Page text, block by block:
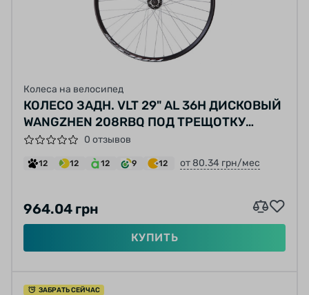
Колеса на велосипед
КОЛЕСО ЗАДН. VLT 29" AL 36H ДИСКОВЫЙ
WANGZHEN 208RBQ ПОД ТРЕЩОТКУ
ЧЕРНЫЙ ПРОМ. ПОДШИПНИК 8-9-10 ШВ
0 отзывов
12 12 12 9 12 от 80.34 грн/мес
964.04 грн
КУПИТЬ
ЗАБРАТЬ СЕЙЧАС